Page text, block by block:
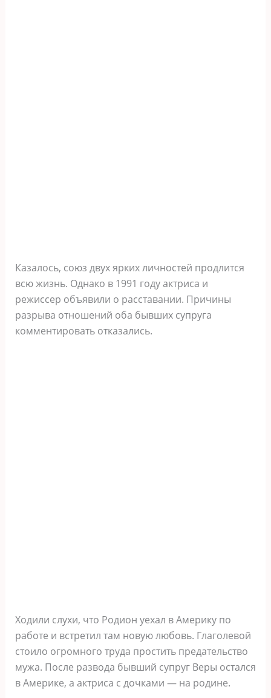
Казалось, союз двух ярких личностей продлится
всю жизнь. Однако в 1991 году актриса и
режиссер объявили о расставании. Причины
разрыва отношений оба бывших супруга
комментировать отказались.
Ходили слухи, что Родион уехал в Америку по
работе и встретил там новую любовь. Глаголевой
стоило огромного труда простить предательство
мужа. После развода бывший супруг Веры остался
в Америке, а актриса с дочками — на родине.